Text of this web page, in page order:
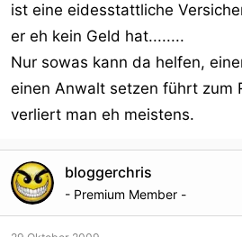
ist eine eidesstattliche
er eh kein Geld hat........
Nur sowas kann da helfen,
einen Anwalt setzen führt zum
verliert man eh meistens.
bloggerchris
- Premium Member -